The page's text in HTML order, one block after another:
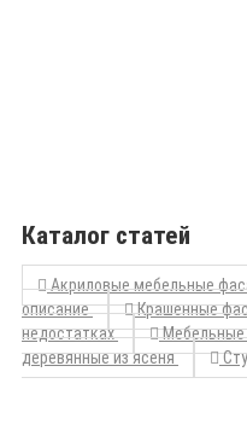
Каталог статей
Акриловые мебельные
описание
Крашенные
недостатках
деревянные из ясеня